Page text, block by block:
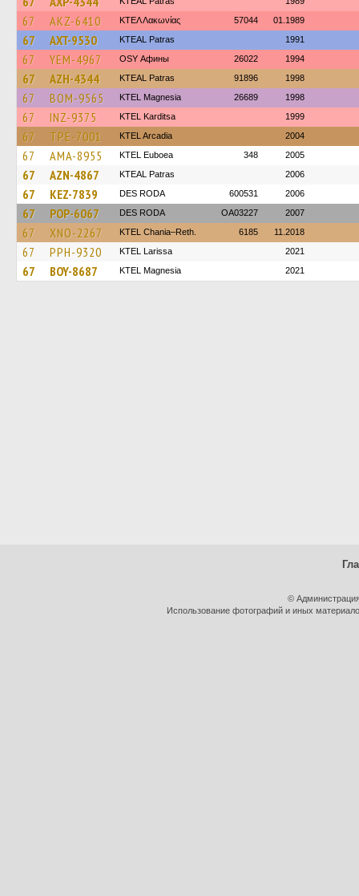
67 AKZ-6410 ΚΤΕΛ Λακωνίας 57044 01.1989
67 AXT-9530 KTEAL Patras 1991
67 YEM-4967 OSY Афины 26022 1994
67 AZH-4344 KTEAL Patras 91896 1998
67 BOM-9565 ΚΤΕL Magnesia 26689 1998
67 INZ-9375 ΚΤΕL Karditsa 1999
67 TPE-7001 KTEL Arcadia 2004
67 AMA-8955 ΚΤΕL Euboea 348 2005
67 AZN-4867 KTEAL Patras 2006
67 KEZ-7839 DES RODA 600531 2006
67 POP-6067 DES RODA OA03227 2007
67 XNO-2267 KTEL Chania–Reth. 6185 11.2018
67 PPH-9320 KTEL Larissa 2021
67 BOY-8687 ΚΤΕL Magnesia 2021
©
Использование фотографий и иных